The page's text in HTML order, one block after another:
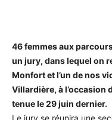
46 femmes aux
un jury, dans lequel on
Monfort et l’un de nos
Villardière, à l’occasion
tenue le 29 juin dernier.
Le jury se réunira une